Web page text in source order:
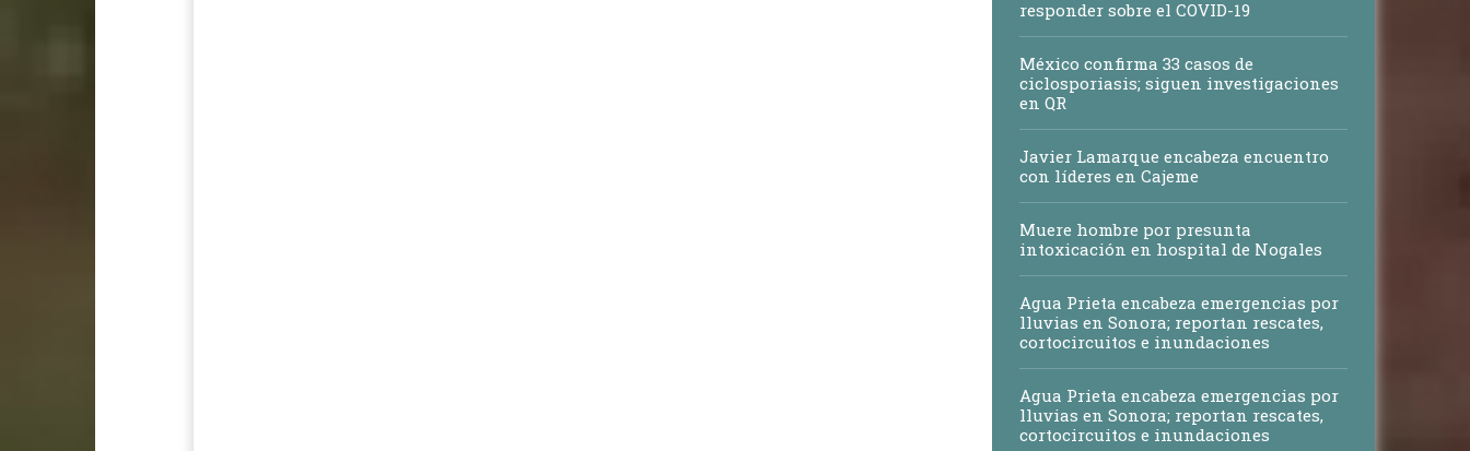
responder sobre el COVID-19
México confirma 33 casos de
ciclosporiasis; siguen investigaciones
en QR
Javier Lamarque encabeza encuentro
con líderes en Cajeme
Muere hombre por presunta
intoxicación en hospital de Nogales
Agua Prieta encabeza emergencias por
lluvias en Sonora; reportan rescates,
cortocircuitos e inundaciones
Agua Prieta encabeza emergencias por
lluvias en Sonora; reportan rescates,
cortocircuitos e inundaciones